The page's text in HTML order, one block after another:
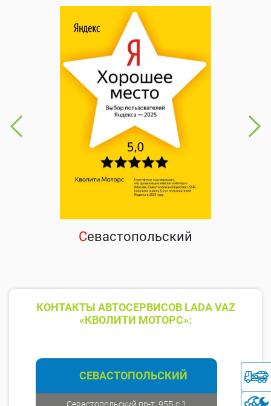
Севастопольский
КОНТАКТЫ АВТОСЕРВИСОВ LADA VAZ
«КВОЛИТИ МОТОРС»:
СЕВАСТОПОЛЬСКИЙ